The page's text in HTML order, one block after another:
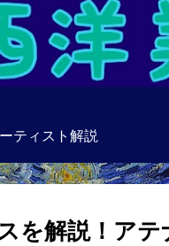
ティスト解説
を解説！ア